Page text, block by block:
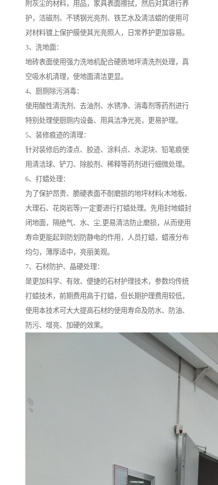
附灰尘的材料，用品，家具表面擦拭，然后对其进行养
护，洁磁剂、不锈钢光亮剂、铁艺水及清洁蜡的使用可
对材料镀上保护膜使其光亮照人，日常养护更加容易。
3、洗地面：
地砖表面使用强力洗地机配合硬质地坪清洗剂处理，真
空吸水机清理，使地面清洁更显。
4、厨厕除污消毒：
使用酸性清洗剂、去油剂、水锈净、消毒剂等药剂进行
特别处理使厨厕内设备、用具洁净光亮，更易护理。
5、装修痕迹的清理：
针对装修后的漆点、胶迹、涂料点、水泥块、铅笔痕使
用清洁球、铲刀、除胶剂、稀释等药剂进行细微处理。
6、打蜡处理：
为了保护昂贵、脆硬表面不耐磨损的地坪材料(木地板、
大理石、花岗岩等)一定要进行打蜡处理。先用封地蜡封
闭地面，隔绝气、水、尘,更易清洁防止磨损，从而使用
寿命更能起到防划防静电的作用，人员打蜡，蜡液分布
均匀，薄厚适中，亮丽美观。
7、石材防护、晶硬处理：
是更加科学、有效、便捷的石材护理技术，参数均传统
打蜡技术，前期费用高于打蜡，但长期护理费用较低，
使用本技术可大大提高石材的使用寿命及防水、防油、
防污、增亮、加硬的效果。